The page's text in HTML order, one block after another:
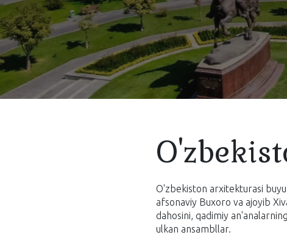
O'zbekiston arxitekturasi
afsonaviy Buxoro va ajoyib
dahosini, qadimiy
ulkan ansambllar.